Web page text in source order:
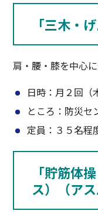
「三木・
肩・腰・膝を中心
日時：月２回（
ところ：防災セ
定員：３５名程
「貯筋体
ス）（アス